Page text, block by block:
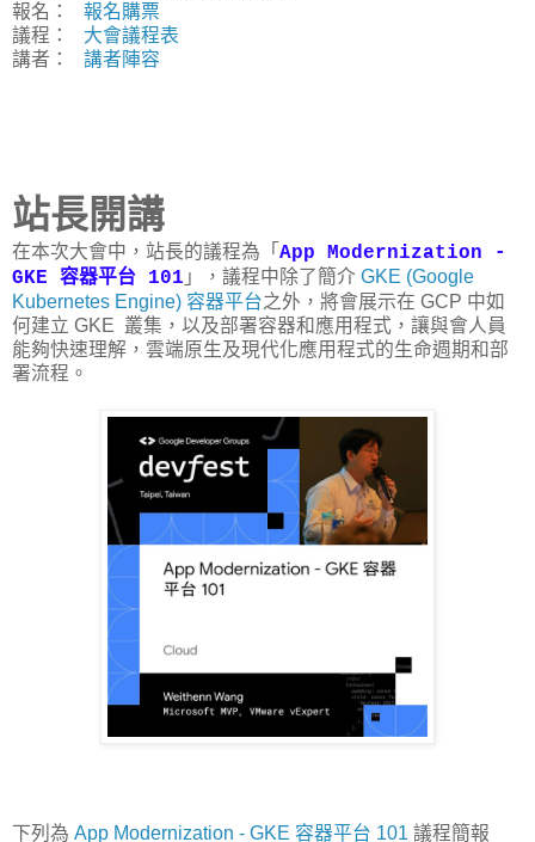
報名： 報名購票
議程： 大會議程表
講者： 講者陣容
站長開講
在本次大會中，站長的議程為「 App Modernization -
GKE 容器平台 101 」，議程中除了簡介 GKE (Google
Kubernetes Engine) 容器平台之外，將會展示在 GCP 中如
何建立 GKE 叢集，以及部署容器和應用程式，讓與會人員
能夠快速理解，雲端原生及現代化應用程式的生命週期和部
署流程。
下列為 App Modernization - GKE 容器平台 101 議程簡報